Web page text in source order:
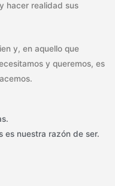
hacer realidad sus
y, en aquello que
y queremos, es
es nuestra razón de ser.